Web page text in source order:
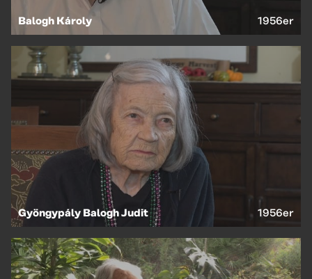
EN HU
Balogh Károly 1956er
Gyöngypály Balogh Judit 1956er